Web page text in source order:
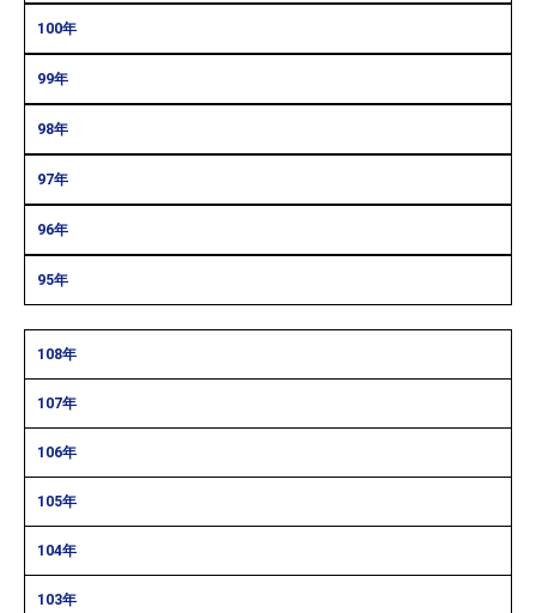
100年
99年
98年
97年
96年
95年
108年
107年
106年
105年
104年
103年